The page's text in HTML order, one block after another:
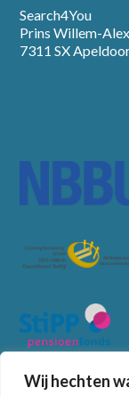
Wij hechten
Search4You
Prins Willem-
7311 SX